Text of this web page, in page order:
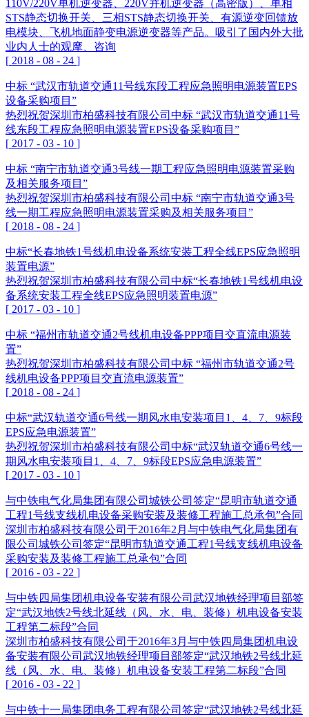
110V/220V单机逆变器、220V并机逆变器（高密版）、单相
STS静态切换开关、三相STS静态切换开关、有源逆变回馈放
电模块、飞机地面静变电源逆变器等产品。吸引了国内外大批
业内人士的观摩、咨询
[ 2018 - 08 - 24 ]
中标 “武汉市轨道交通11号线东段工程应急照明电源装置EPS
设备采购项目”
热烈祝贺深圳市柏盛科技有限公司中标 “武汉市轨道交通11号
线东段工程应急照明电源装置EPS设备采购项目”
[ 2017 - 03 - 10 ]
中标 “南宁市轨道交通3号线一期工程应急照明电源装置采购
及相关服务项目”
热烈祝贺深圳市柏盛科技有限公司中标 “南宁市轨道交通3号
线一期工程应急照明电源装置采购及相关服务项目”
[ 2018 - 08 - 24 ]
中标“长春地铁1号线机电设备系统安装工程全线EPS应急照明
装置电源”
热烈祝贺深圳市柏盛科技有限公司中标“长春地铁1号线机电设
备系统安装工程全线EPS应急照明装置电源”
[ 2017 - 03 - 10 ]
中标 “福州市轨道交通2号线机电设备PPP项目交直流电源装
置”
热烈祝贺深圳市柏盛科技有限公司中标 “福州市轨道交通2号
线机电设备PPP项目交直流电源装置”
[ 2018 - 08 - 24 ]
中标“武汉轨道交通6号线一期风水电安装项目1、4、7、9标段
EPS应急电源装置”
热烈祝贺深圳市柏盛科技有限公司中标“武汉轨道交通6号线一
期风水电安装项目1、4、7、9标段EPS应急电源装置”
[ 2017 - 03 - 10 ]
与中铁电气化局集团有限公司城铁公司签定“昆明市轨道交通
工程1号线支线机电设备采购安装及装修工程施工总承包”合同
深圳市柏盛科技有限公司于2016年2月与中铁电气化局集团有
限公司城铁公司签定“昆明市轨道交通工程1号线支线机电设备
采购安装及装修工程施工总承包”合同
[ 2016 - 03 - 22 ]
与中铁四局集团机电设备安装有限公司武汉地铁经理项目部签
定“武汉地铁2号线北延线（风、水、电、装修）机电设备安装
工程第二标段”合同
深圳市柏盛科技有限公司于2016年3月与中铁四局集团机电设
备安装有限公司武汉地铁经理项目部签定“武汉地铁2号线北延
线（风、水、电、装修）机电设备安装工程第二标段”合同
[ 2016 - 03 - 22 ]
与中铁十一局集团电务工程有限公司签定“武汉地铁2号线北延